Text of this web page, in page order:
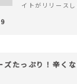
イトがリリースし
ズたっぷり！辛く